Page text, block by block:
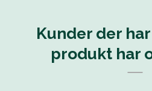
Kunder der
produkt har